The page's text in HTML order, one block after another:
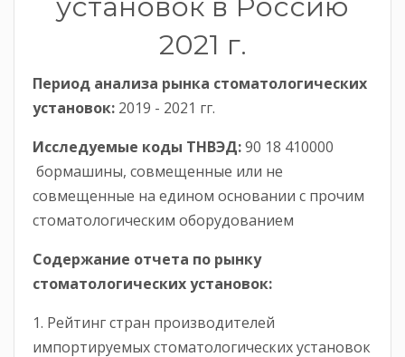
2021 г.
Период анализа рынка стоматологических
установок: 2019 - 2021 гг.
Исследуемые коды ТНВЭД:90 18 410000
бормашины, совмещенные или не
совмещенные на едином основании с прочим
стоматологическим оборудованием
Содержание отчета по рынку
стоматологических установок:
1. Рейтинг стран производителей
импортируемых стоматологических установок